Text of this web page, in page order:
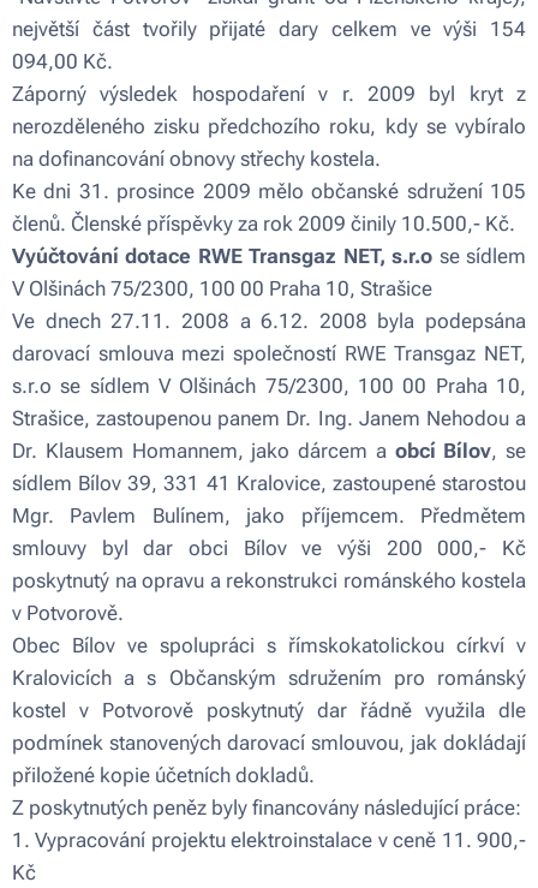
největší část tvořily přijaté dary celkem ve výši 154
094,00 Kč.
Záporný výsledek hospodaření v r. 2009 byl kryt z
nerozděleného zisku předchozího roku, kdy se vybíralo
na dofinancování obnovy střechy kostela.
Ke dni 31. prosince 2009 mělo občanské sdružení 105
členů. Členské příspěvky za rok 2009 činily 10.500,- Kč.
Vyúčtování dotace RWE Transgaz NET, s.r.o se sídlem
V Olšinách 75/2300, 100 00 Praha 10, Strašice
Ve dnech 27.11. 2008 a 6.12. 2008 byla podepsána
darovací smlouva mezi společností RWE Transgaz NET,
s.r.o se sídlem V Olšinách 75/2300, 100 00 Praha 10,
Strašice, zastoupenou panem Dr. Ing. Janem Nehodou a
Dr. Klausem Homannem, jako dárcem a obcí Bílov, se
sídlem Bílov 39, 331 41 Kralovice, zastoupené starostou
Mgr. Pavlem Bulínem, jako příjemcem. Předmětem
smlouvy byl dar obci Bílov ve výši 200 000,- Kč
poskytnutý na opravu a rekonstrukci románského kostela
v Potvorově.
Obec Bílov ve spolupráci s římskokatolickou církví v
Kralovicích a s Občanským sdružením pro románský
kostel v Potvorově poskytnutý dar řádně využila dle
podmínek stanovených darovací smlouvou, jak dokládají
přiložené kopie účetních dokladů.
Z poskytnutých peněz byly financovány následující práce:
1. Vypracování projektu elektroinstalace v ceně 11. 900,-
Kč